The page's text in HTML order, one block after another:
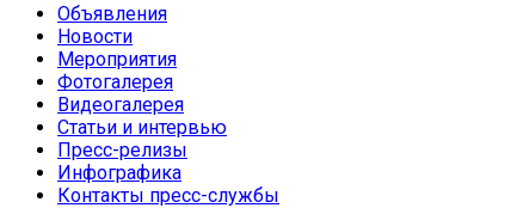
Объявления
Новости
Мероприятия
Фотогалерея
Видеогалерея
Статьи и интервью
Пресс-релизы
Инфографика
Контакты пресс-службы